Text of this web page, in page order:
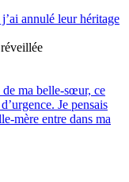
annulé leur héritage
ma belle-sœur, ce
Je pensais
mère entre dans ma